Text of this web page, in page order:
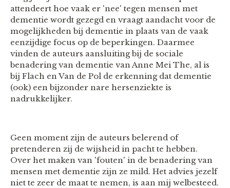
attendeert hoe vaak er 'nee' tegen mensen met
dementie wordt gezegd en vraagt aandacht voor de
mogelijkheden bij dementie in plaats van de vaak
eenzijdige focus op de beperkingen. Daarmee
vinden de auteurs aansluiting bij de sociale
benadering van dementie van Anne Mei The, al is
bij Flach en Van de Pol de erkenning dat dementie
(ook) een bijzonder nare hersenziekte is
nadrukkelijker.
Geen moment zijn de auteurs belerend of
pretenderen zij de wijsheid in pacht te hebben.
Over het maken van 'fouten' in de benadering van
mensen met dementie zijn ze mild. Het advies jezelf
niet te zeer de maat te nemen, is aan mij welbesteed.